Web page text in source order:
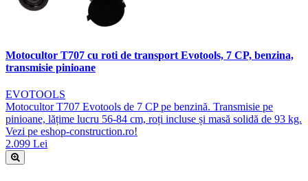
Motocultor T707 cu roti de transport Evotools, 7 CP, benzina,
transmisie pinioane
EVOTOOLS
Motocultor T707 Evotools de 7 CP pe benzină. Transmisie pe
pinioane, lățime lucru 56-84 cm, roți incluse și masă solidă de 93 kg.
Vezi pe eshop-construction.ro!
2.099 Lei